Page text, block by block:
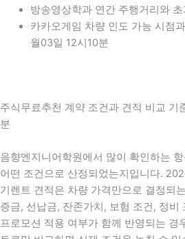
방송영상학과 연간 주행거리와
카카오게임 차량 인도 가능 시점
월03일 12시10분
주식무료추천 계약 조건과 견적 비교
분
음향엔지니어학원에서 많이 확인하는
어떤 조건으로 산정되었는지입니다.
기렌트 견적은 차량 가격만으로 결정되
증금, 선납금, 잔존가치, 보험 조건, 정비
프로모션 적용 여부가 함께 반영되는 경